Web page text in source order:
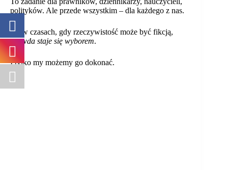
polityków. Ale przede wszystkim – dla każdego z nas.
Bo w czasach, gdy rzeczywistość może być fikcją,
prawda staje się wyborem.
I tylko my możemy go dokonać.